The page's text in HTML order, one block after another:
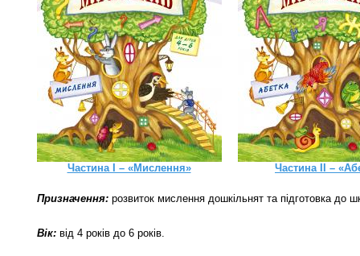
Частина I – «Мислення» Частина II –
Призначення:розвиток мислення дошкільнят та підготовка до
Вік:від 4 років до 6 років.